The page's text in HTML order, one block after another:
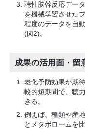
聴性脳幹反応デー
を機械学習させた
程度のデータを自
(図2)。
成果の活用面・留
老化予防効果が期
較的短期間で、聴
きる。
例えば、種類や産
とメタボロームを